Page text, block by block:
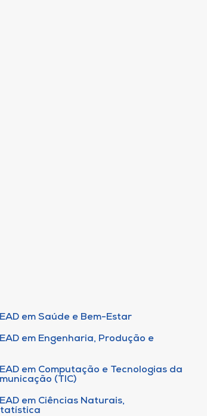
em Saúde e Bem-Estar
em Engenharia, Produção e
em Computação e Tecnologias da
(TIC)
em Ciências Naturais,